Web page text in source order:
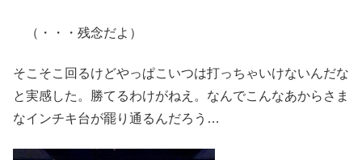
（・・・残念だよ）
そこそこ回るけどやっぱこいつは打っちゃいけないんだな
と実感した。勝てるわけがねえ。なんでこんなあからさま
なインチキ台が罷り通るんだろう…